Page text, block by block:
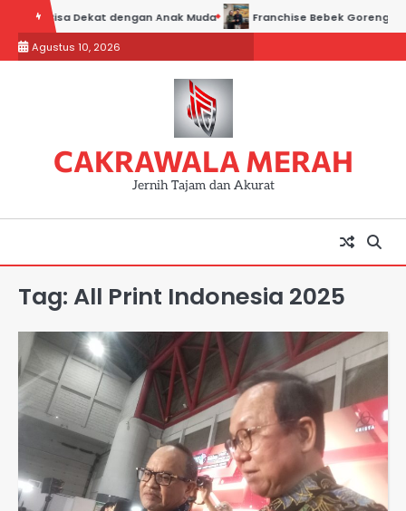
content
Bisa Dekat dengan Anak Muda Franchise Bebek Goreng H.
Agustus 10, 2026
CAKRAWALA MERAH
Jernih Tajam dan Akurat
Tag:All Print Indonesia 2025